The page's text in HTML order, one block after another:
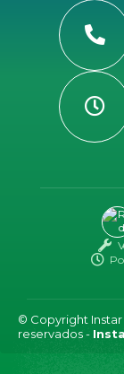
© Copyright Instar
reservados -